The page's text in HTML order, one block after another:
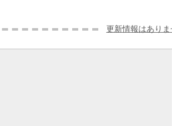
更新情報はあり